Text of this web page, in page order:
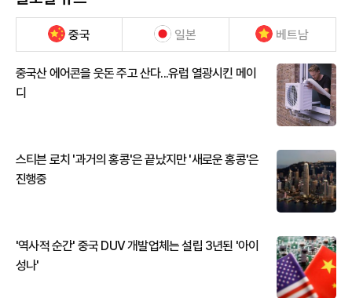
중국 일본 베트남
중국산 에어콘을 웃돈 주고 산다...유럽 열광시킨 메이
디
스티븐 로치 '과거의 홍콩'은 끝났지만 '새로운 홍콩'은
진행중
'역사적 순간' 중국 DUV 개발업체는 설립 3년된 '아이
성나'